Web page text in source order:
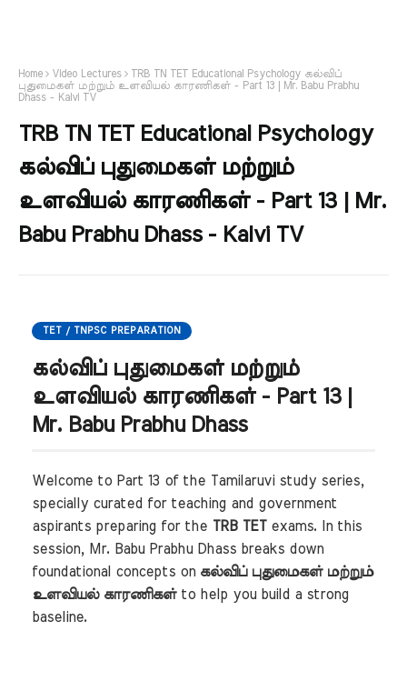
Home Video Lectures
TRB TN TET Educational Psychology கல்விப்
புதுமைகள் மற்றும் உளவியல் காரணிகள் - Part 13 | Mr. Babu Prabhu
Dhass - Kalvi TV
TRB TN TET Educational Psychology
கல்விப் புதுமைகள் மற்றும்
உளவியல் காரணிகள் - Part 13 | Mr.
Babu Prabhu Dhass - Kalvi TV
TET / TNPSC PREPARATION
கல்விப் புதுமைகள் மற்றும்
உளவியல் காரணிகள் - Part 13 |
Mr. Babu Prabhu Dhass
Welcome to Part 13 of the Tamilaruvi study series,
specially curated for teaching and government
aspirants preparing for the TRB TETexams. In this
session, Mr. Babu Prabhu Dhass breaks down
foundational concepts on கல்விப் புதுமைகள் மற்றும்
உளவியல் காரணிகள்to help you build a strong
baseline.